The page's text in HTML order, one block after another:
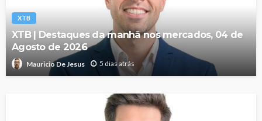
XTB
XTB | Destaques da manhã nos mercados, 04 de
Agosto de 2026
Mauricio De Jesus 5 dias atrás